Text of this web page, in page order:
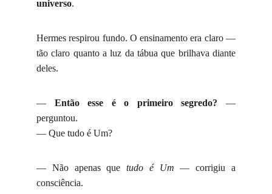
universo.
Hermes respirou fundo. O ensinamento era claro —
tão claro quanto a luz da tábua que brilhava diante
deles.
— Então esse é o primeiro segredo? —
perguntou.
— Que tudo é Um?
— Não apenas quetudo é Um — corrigiu a
consciência.